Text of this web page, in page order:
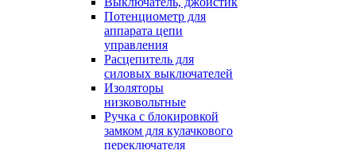
Потенциометр для
аппарата цепи
управления
Расцепитель для
силовых выключателей
Изоляторы
низковольтные
Ручка с блокировкой
замком для кулачкового
переключателя